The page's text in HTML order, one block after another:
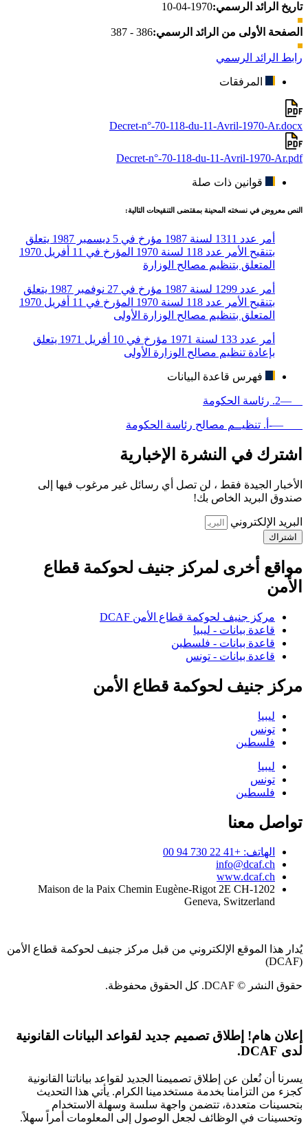
تاريخ الرائد الرسمي:1970-04-10
الصفحة الأولى من الرائد الرسمي:386 - 387
رابط الرائد الرسمي
المرفقات
Decret-n°-70-118-du-11-Avril-1970-Ar.docx
Decret-n°-70-118-du-11-Avril-1970-Ar.pdf
قوانين ذات صلة
النص معروض في نسخته المحينة بمقتضى التنقيحات التالية:
أمر عدد 1311 لسنة 1987 مؤرخ في 5 ديسمبر 1987 يتعلق
بتنقيح الأمر عدد 118 لسنة 1970 المؤرخ في 11 أفريل 1970
المتعلق بتنظيم مصالح الوزارة
أمر عدد 1299 لسنة 1987 مؤرخ في 27 نوفمبر 1987 يتعلق
بتنقيح الأمر عدد 118 لسنة 1970 المؤرخ في 11 أفريل 1970
المتعلق بتنظيم مصالح الوزارة الأولى
أمر عدد 133 لسنة 1971 مؤرخ في 10 أفريل 1971 يتعلق
بإعادة تنظيم مصالح الوزارة الأولى
فهرس قاعدة البيانات
—2. رئاسة الحكومة
—-أ. تنظيــم مصالح رئاسة الحكومة
اشترك في النشرة الإخبارية
الأخبار الجيدة فقط ، لن تصل أي رسائل غير مرغوب فيها إلى
صندوق البريد الخاص بك!
البريد الإلكتروني
اشتراك
مواقع أخرى لمركز جنيف لحوكمة قطاع
الأمن
مركز جنيف لحوكمة قطاع الأمن DCAF
قاعدة بيانات - ليبيا
قاعدة بيانات - فلسطين
قاعدة بيانات - تونس
مركز جنيف لحوكمة قطاع الأمن
ليبيا
تونس
فلسطين
ليبيا
تونس
فلسطين
تواصل معنا
الهاتف: +41 22 730 94 00
info@dcaf.ch
www.dcaf.ch
Maison de la Paix Chemin Eugène-Rigot 2E CH-1202
Geneva, Switzerland
يُدار هذا الموقع الإلكتروني من قبل مركز جنيف لحوكمة قطاع الأمن
(DCAF)
حقوق النشر © DCAF. كل الحقوق محفوظة.
إعلان هام! إطلاق تصميم جديد لقواعد البيانات القانونية
لدى DCAF.
يسرنا أن نُعلن عن إطلاق تصميمنا الجديد لقواعد بياناتنا القانونية
كجزء من التزامنا بخدمة مستخدمينا الكرام. يأتي هذا التحديث
بتحسينات متعددة، تتضمن واجهة سلسة وسهلة الاستخدام
وتحسينات في الوظائف لجعل الوصول إلى المعلومات أمراً سهلاً.